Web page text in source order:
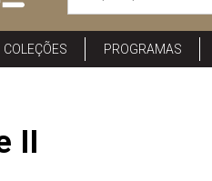
COLEÇÕES PROGRAMAS
II